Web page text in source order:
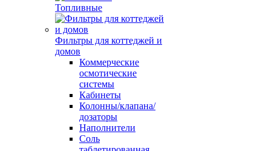
Топливные
Фильтры для коттеджей и
домов
Коммерческие
осмотические
системы
Кабинеты
Колонны/клапана/
дозаторы
Наполнители
Соль